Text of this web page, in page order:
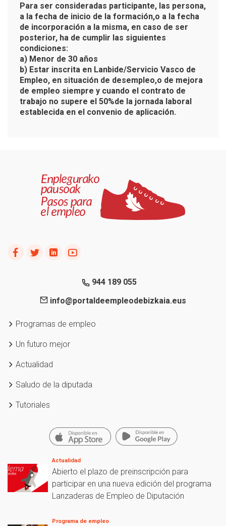
Para ser consideradas participante, las persona,
a la fecha de inicio de la formación,o a la fecha
de incorporación a la misma, en caso de ser
posterior, ha de cumplir las siguientes
condiciones:
a) Menor de 30 años
b) Estar inscrita en Lanbide/Servicio Vasco de
Empleo, en situación de desempleo,o de mejora
de empleo siempre y cuando el contrato de
trabajo no supere el 50%de la jornada laboral
establecida en el convenio de aplicación.
944 189 055
info@portaldeempleodebizkaia.eus
Programas de empleo
Un futuro mejor
Actualidad
Saludo de la diputada
Tutoriales
Actualidad
Abierto el plazo de preinscripción para
participar en una nueva edición del programa
Lanzaderas de Empleo de Diputación
Programa de empleo